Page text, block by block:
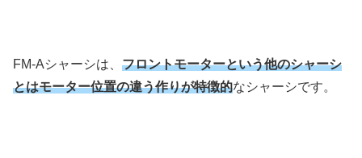
FM-Aシャーシは、 フロントモーターという他のシャーシ
とはモーター位置の違う作りが特徴的なシャーシです。